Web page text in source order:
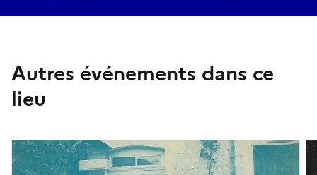
Autres événements dans ce
lieu